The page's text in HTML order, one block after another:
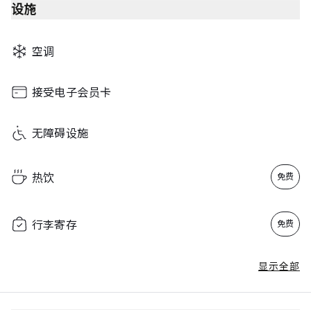
设施
空调
接受电子会员卡
无障碍设施
热饮 免费
行李寄存 免费
显示全部